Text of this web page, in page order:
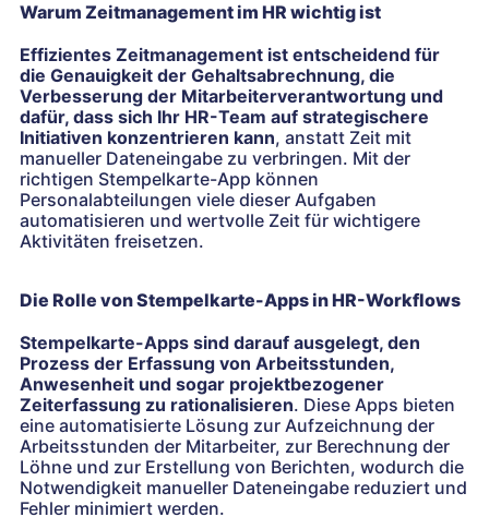
Warum Zeitmanagement im HR wichtig ist
Effizientes Zeitmanagement ist entscheidend für
die Genauigkeit der Gehaltsabrechnung, die
Verbesserung der Mitarbeiterverantwortung und
dafür, dass sich Ihr HR-Team auf strategischere
Initiativen konzentrieren kann, anstatt Zeit mit
manueller Dateneingabe zu verbringen. Mit der
richtigen Stempelkarte-App können
Personalabteilungen viele dieser Aufgaben
automatisieren und wertvolle Zeit für wichtigere
Aktivitäten freisetzen.
Die Rolle von Stempelkarte-Apps in HR-Workflows
Stempelkarte-Apps sind darauf ausgelegt, den
Prozess der Erfassung von Arbeitsstunden,
Anwesenheit und sogar projektbezogener
Zeiterfassung zu rationalisieren. Diese Apps bieten
eine automatisierte Lösung zur Aufzeichnung der
Arbeitsstunden der Mitarbeiter, zur Berechnung der
Löhne und zur Erstellung von Berichten, wodurch die
Notwendigkeit manueller Dateneingabe reduziert und
Fehler minimiert werden.